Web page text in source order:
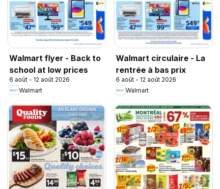
Walmart flyer - Back to
school at low prices
6 août - 12 août 2026
Walmart
Walmart circulaire - La
rentrée à bas prix
6 août - 12 août 2026
Walmart